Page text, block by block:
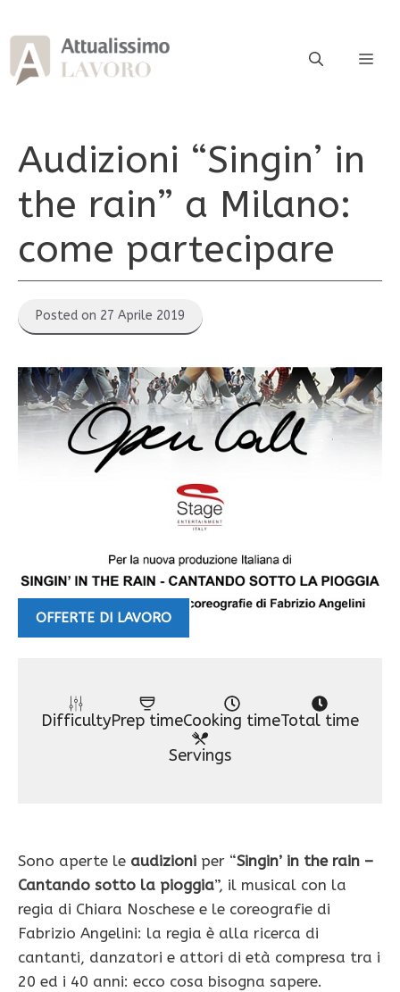
al
contenuto
Audizioni “Singin’ in
the rain” a Milano:
come partecipare
Posted on 27 Aprile 2019
OFFERTE DI LAVORO
DifficultyPrep timeCooking timeTotal time
Servings
Sono aperte le audizioni per “Singin’ in the rain –
Cantando sotto la pioggia”, il musical con la
regia di Chiara Noschese e le coreografie di
Fabrizio Angelini: la regia è alla ricerca di
cantanti, danzatori e attori di età compresa tra i
20 ed i 40 anni: ecco cosa bisogna sapere.